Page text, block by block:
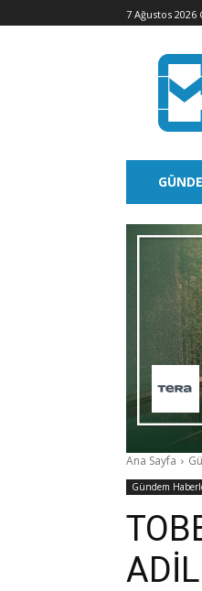
7 Ağustos 2026
Ana Sayfa
Gündem